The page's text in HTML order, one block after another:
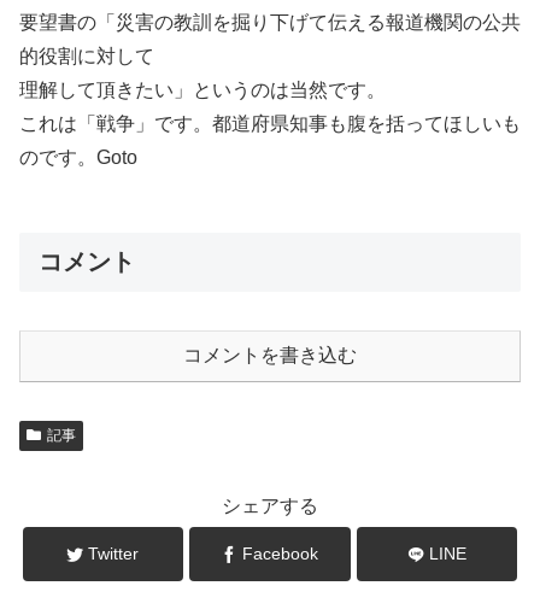
要望書の「災害の教訓を掘り下げて伝える報道機関の公共
的役割に対して
理解して頂きたい」というのは当然です。
これは「戦争」です。都道府県知事も腹を括ってほしいも
のです。Goto
コメント
コメントを書き込む
記事
シェアする
Twitter Facebook LINE